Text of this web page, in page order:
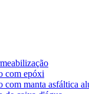
com epóxi
com manta asfáltica